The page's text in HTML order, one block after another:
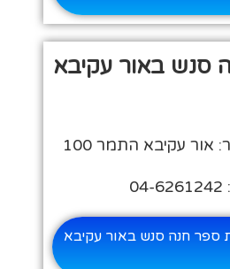
סנש באור עקיבא
עקיבא התמר 100
חנה סנש באור עקיבא